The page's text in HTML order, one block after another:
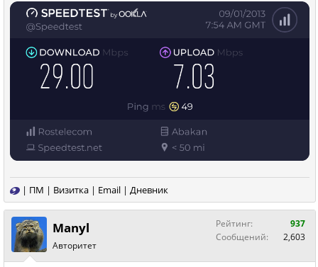
| ПМ | Визитка | Email | Дневник
Manyl
Авторитет
Рейтинг:
937
Сообщений:
2,603